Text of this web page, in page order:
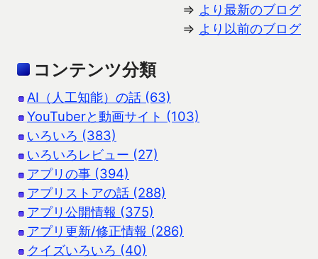
⇒ より最新のブログ
⇒ より以前のブログ
コンテンツ分類
AI（人工知能）の話 (63)
YouTuberと動画サイト (103)
いろいろ (383)
いろいろレビュー (27)
アプリの事 (394)
アプリストアの話 (288)
アプリ公開情報 (375)
アプリ更新/修正情報 (286)
クイズいろいろ (40)